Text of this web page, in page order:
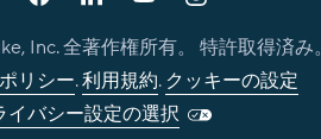
Inc. 全著作権所有。 特許取得済み
リシー.利用規約. クッキーの設定
イバシー設定の選択